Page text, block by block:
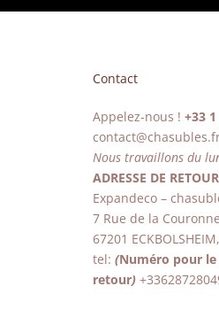
Contact
Appelez-nous ! +33
Nous travaillons du
ADRESSE DE
Expandeco –
7 Rue de la Couronne
67201
tel: (Numéro pour
retour)